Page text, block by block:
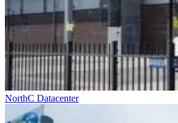
NorthC Datacenter